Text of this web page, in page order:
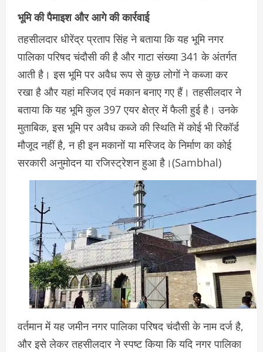
भूमि की पैमाइश और आगे की कार्रवाई
तहसीलदार धीरेंद्र प्रताप सिंह ने बताया कि यह भूमि नगर
पालिका परिषद चंदौसी की है और गाटा संख्या 341 के अंतर्गत
आती है। इस भूमि पर अवैध रूप से कुछ लोगों ने कब्जा कर
रखा है और यहां मस्जिद एवं मकान बनाए गए हैं। तहसीलदार ने
बताया कि यह भूमि कुल 397 एयर क्षेत्र में फैली हुई है। उनके
मुताबिक, इस भूमि पर अवैध कब्जे की स्थिति में कोई भी रिकॉर्ड
मौजूद नहीं है, न ही इन मकानों या मस्जिद के निर्माण का कोई
सरकारी अनुमोदन या रजिस्ट्रेशन हुआ है।(Sambhal)
वर्तमान में यह जमीन नगर पालिका परिषद चंदौसी के नाम दर्ज है,
और इसे लेकर तहसीलदार ने स्पष्ट किया कि यदि नगर पालिका